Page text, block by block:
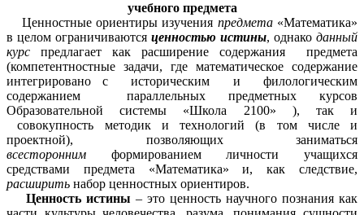
учебного предмета
Ценностные ориентиры изучения предмета«Математика»
в целом ограничиваются ценностью истины, однако данный
курс предлагает как расширение содержания предмета
(компетентностные задачи, где математическое содержание
интегрировано с историческим и филологическим
содержанием параллельных предметных курсов
Образовательной системы «Школа 2100» ), так и
совокупность методик и технологий (в том числе и
проектной), позволяющих заниматься
всесторонним формированием личности учащихся
средствами предмета «Математика» и, как следствие,
расширить набор ценностных ориентиров.
Ценность истины – это ценность научного познания как